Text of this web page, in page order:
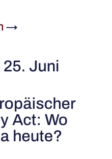
→
Juni
Act: Wo
heute?